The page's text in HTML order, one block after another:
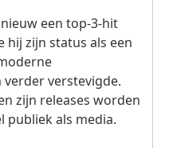
een top‑3‑hit
hij zijn status als een
verstevigde.
zijn releases worden
publiek als media.